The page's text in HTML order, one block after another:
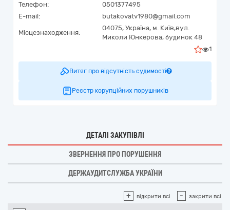
Телефон:
0501377495
E-mail:
butakovatv1980@gmail.com
Місцезнаходження:
04075, Україна, м. Київ,вул.
Миколи Юнкерова, будинок 48
1
Витяг про відсутність судимості
Реєстр корупційних порушників
ДЕТАЛІ ЗАКУПІВЛІ
ЗВЕРНЕННЯ ПРО ПОРУШЕННЯ
ДЕРЖАУДИТСЛУЖБА УКРАЇНИ
+ відкрити всі - закрити всі